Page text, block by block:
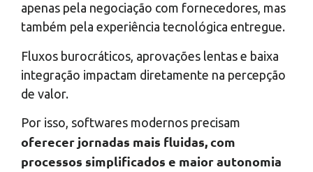
apenas pela negociação com fornecedores, mas
também pela experiência tecnológica entregue.
Fluxos burocráticos, aprovações lentas e baixa
integração impactam diretamente na percepção
de valor.
Por isso, softwares modernos precisam
oferecer jornadas mais fluidas, com
processos simplificados e maior autonomia